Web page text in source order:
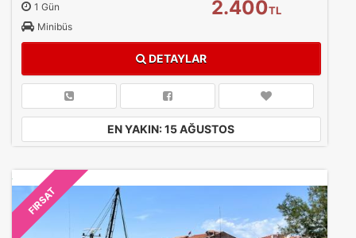
1 Gün
Minibüs
2.400TL
DETAYLAR
EN YAKIN: 15 AĞUSTOS
FIRSAT